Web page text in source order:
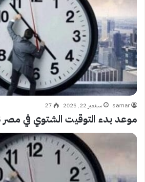
samar سبتمبر 22, 2025 27
موعد بدء التوقيت الشتوي في مصر 2025